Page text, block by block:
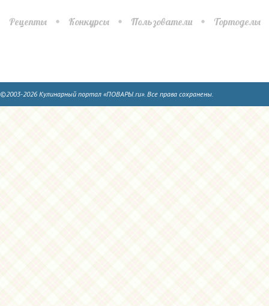
Рецепты Конкурсы Пользователи Тортоделы
©2003-2026 Кулинарный портал «ПОВАРЫ.ru». Все права сохранены.